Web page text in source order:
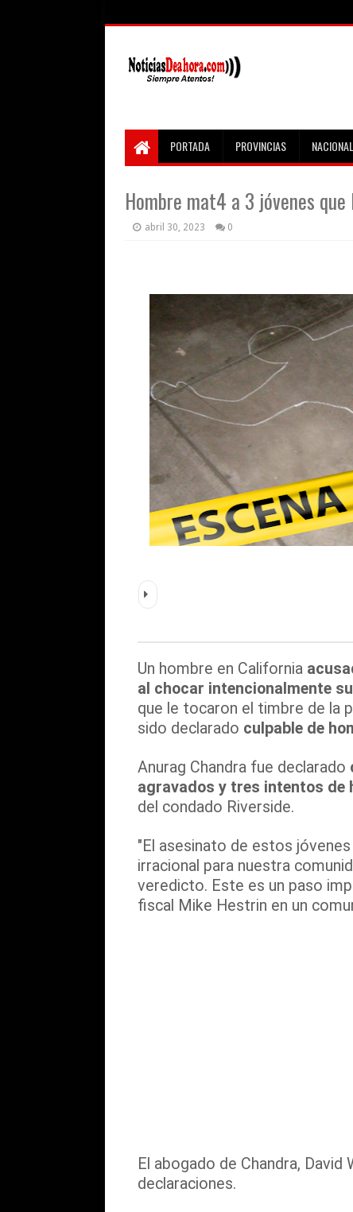
PORTADA PROVINCIAS
Hombre mat4 a 3 jóvenes
abril 30, 2023 0
Un hombre en California
al chocar intencionalmente
que le tocaron el timbre de la
sido declarado culpable de
Anurag Chandra fue declarado
agravados y tres intentos de
del condado Riverside.
"El asesinato de estos
irracional para nuestra
veredicto. Este es un paso
fiscal Mike Hestrin en un
El abogado de Chandra,
declaraciones.